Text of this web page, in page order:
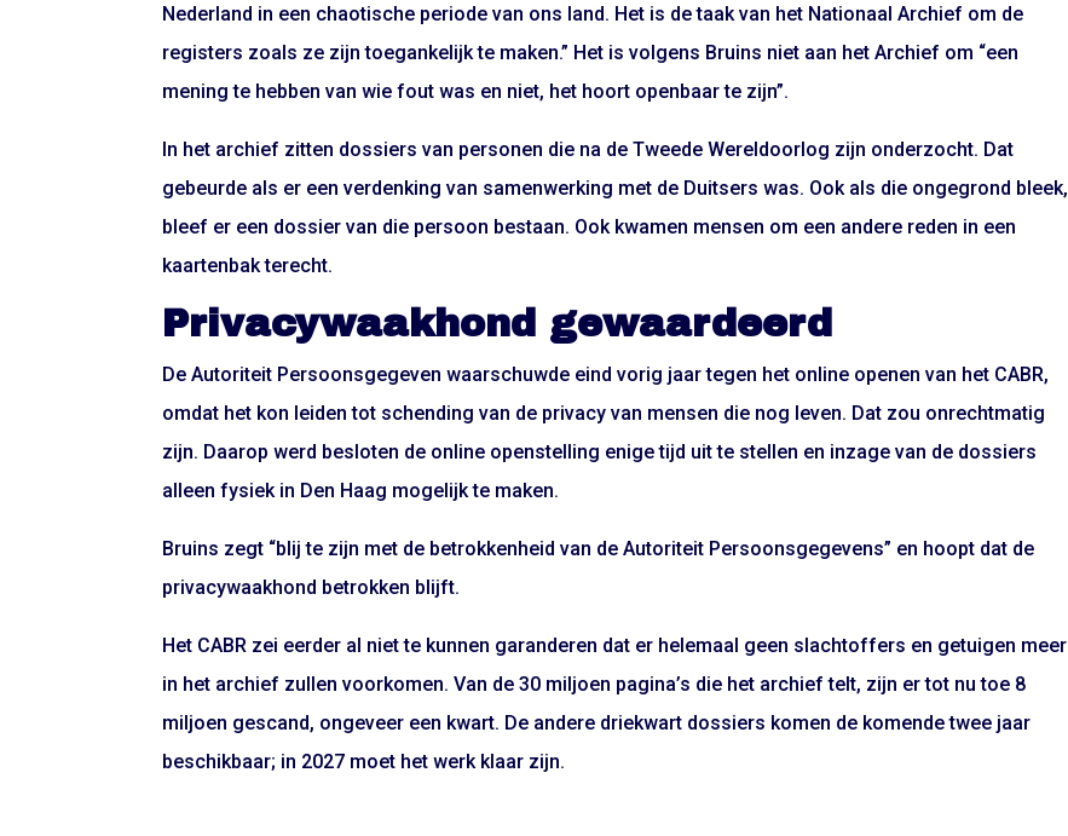
Nederland in een chaotische periode van ons land. Het is de taak van het Nationaal Archief om de
registers zoals ze zijn toegankelijk te maken.” Het is volgens Bruins niet aan het Archief om “een
mening te hebben van wie fout was en niet, het hoort openbaar te zijn”.
In het archief zitten dossiers van personen die na de Tweede Wereldoorlog zijn onderzocht. Dat
gebeurde als er een verdenking van samenwerking met de Duitsers was. Ook als die ongegrond bleek,
bleef er een dossier van die persoon bestaan. Ook kwamen mensen om een andere reden in een
kaartenbak terecht.
Privacywaakhond gewaardeerd
De Autoriteit Persoonsgegeven waarschuwde eind vorig jaar tegen het online openen van het CABR,
omdat het kon leiden tot schending van de privacy van mensen die nog leven. Dat zou onrechtmatig
zijn. Daarop werd besloten de online openstelling enige tijd uit te stellen en inzage van de dossiers
alleen fysiek in Den Haag mogelijk te maken.
Bruins zegt “blij te zijn met de betrokkenheid van de Autoriteit Persoonsgegevens” en hoopt dat de
privacywaakhond betrokken blijft.
Het CABR zei eerder al niet te kunnen garanderen dat er helemaal geen slachtoffers en getuigen meer
in het archief zullen voorkomen. Van de 30 miljoen pagina’s die het archief telt, zijn er tot nu toe 8
miljoen gescand, ongeveer een kwart. De andere driekwart dossiers komen de komende twee jaar
beschikbaar; in 2027 moet het werk klaar zijn.